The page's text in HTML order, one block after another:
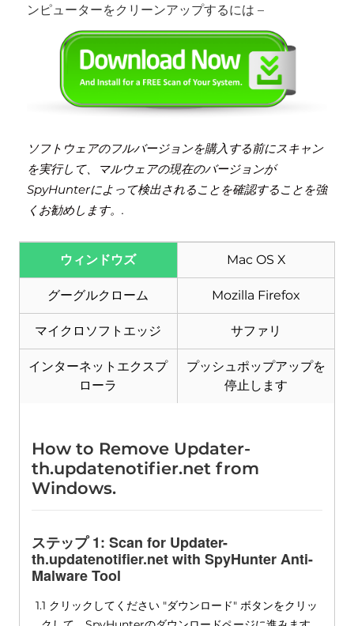
ンピューターをクリーンアップするには –
ソフトウェアのフルバージョンを購入する前にスキャン
を実行して、マルウェアの現在のバージョンが
SpyHunterによって検出されることを確認することを強
くお勧めします。.
ウィンドウズ Mac OS X
グーグルクローム Mozilla Firefox
マイクロソフトエッジ サファリ
インターネットエクスプ
ローラ
プッシュポップアップを
停止します
How to Remove Updater-
th.updatenotifier.net from
Windows.
ステップ 1: Scan for Updater-
th.updatenotifier.net with SpyHunter Anti-
Malware Tool
1.1 クリックしてください "ダウンロード" ボタンをクリッ